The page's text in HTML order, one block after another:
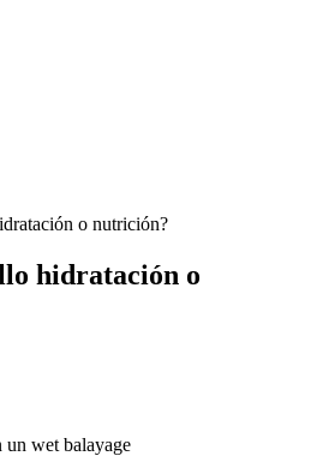
o nutrición?
hidratación o
un wet balayage